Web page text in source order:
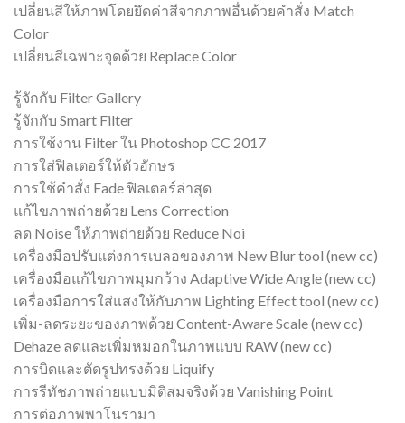
เปลี่ยนสีให้ภาพโดยยึดค่าสีจากภาพอื่นด้วยคำสั่ง Match
Color
เปลี่ยนสีเฉพาะจุดด้วย Replace Color
รู้จักกับ Filter Gallery
รู้จักกับ Smart Filter
การใช้งาน Filter ใน Photoshop CC 2017
การใส่ฟิลเตอร์ให้ตัวอักษร
การใช้คำสั่ง Fade ฟิลเตอร์ล่าสุด
แก้ไขภาพถ่ายด้วย Lens Correction
ลด Noise ให้ภาพถ่ายด้วย Reduce Noi
เครื่องมือปรับแต่งการเบลอของภาพ New Blur tool (new cc)
เครื่องมือแก้ไขภาพมุมกว้าง Adaptive Wide Angle (new cc)
เครื่องมือการใส่แสงให้กับภาพ Lighting Effect tool (new cc)
เพิ่ม-ลดระยะของภาพด้วย Content-Aware Scale (new cc)
Dehaze ลดและเพิ่มหมอกในภาพแบบ RAW (new cc)
การบิดและตัดรูปทรงด้วย Liquify
การรีทัชภาพถ่ายแบบมิติสมจริงด้วย Vanishing Point
การต่อภาพพาโนรามา